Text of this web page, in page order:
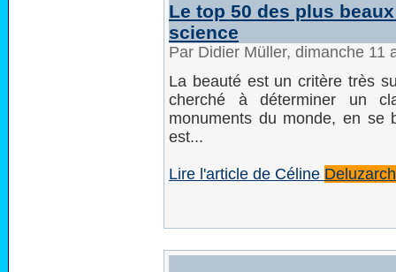
Le top 50 des plus
science
Par Didier Müller, dimanche 11
La beauté est un critère très
cherché à déterminer un
monuments du monde, en se
est...
Lire l'article de Céline